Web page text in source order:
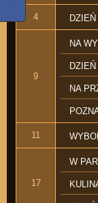
4
9
NA
NA
11
17
W